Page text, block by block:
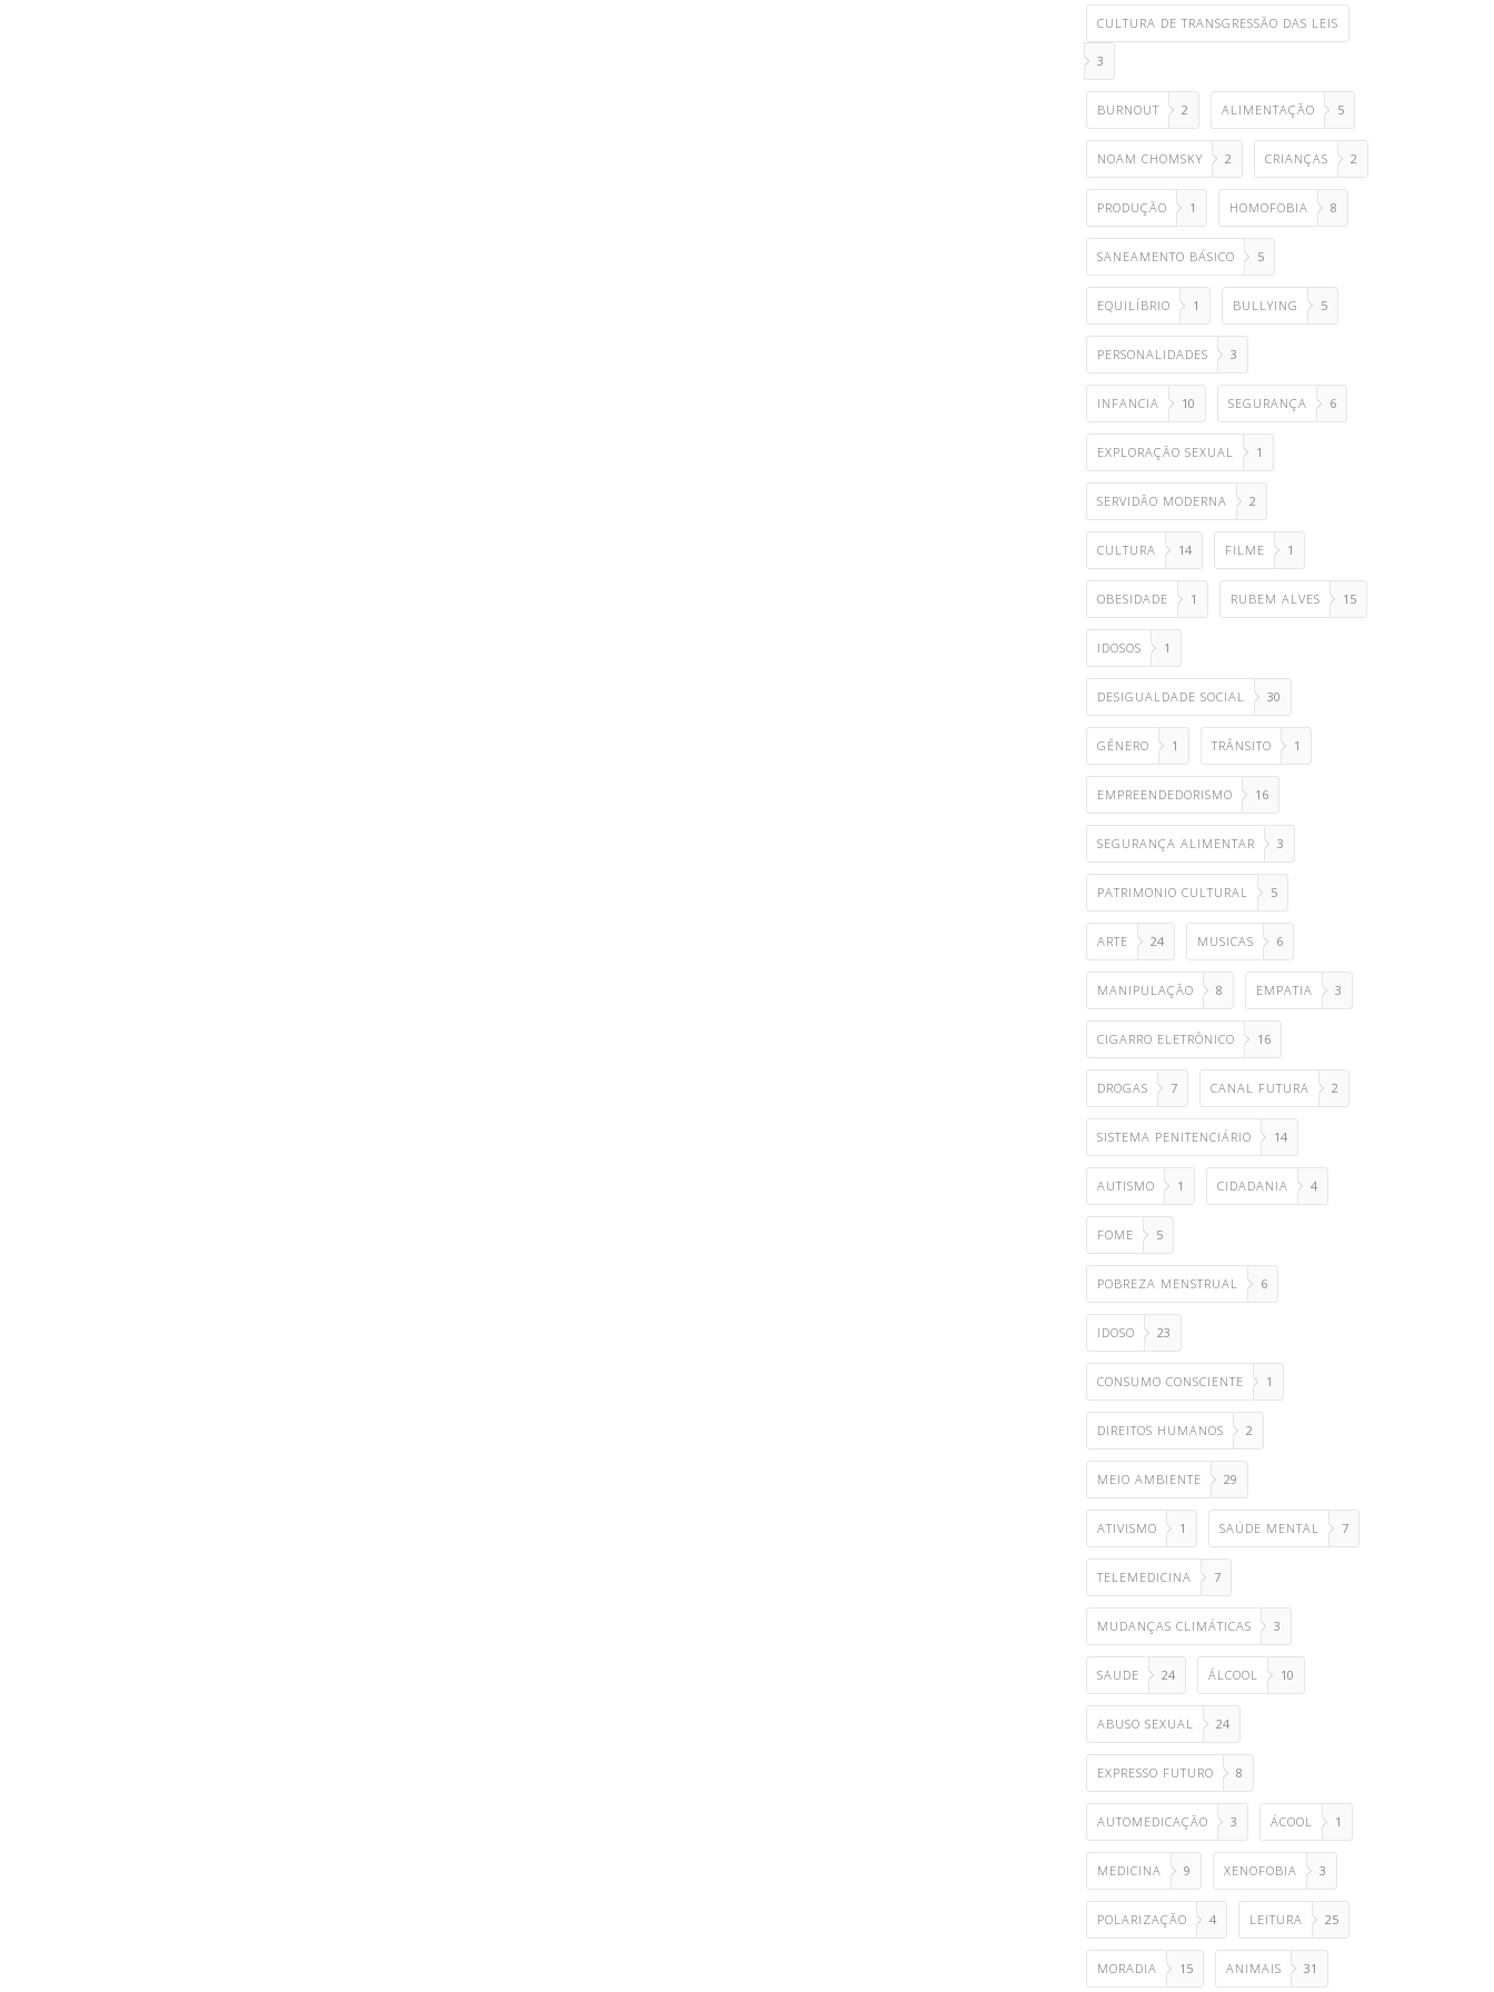
CULTURA DE TRANSGRESSÃO DAS LEIS
3
BURNOUT 2 ALIMENTAÇÃO 5
NOAM CHOMSKY 2 CRIANÇAS 2
PRODUÇÃO 1 HOMOFOBIA 8
SANEAMENTO BÁSICO 5
EQUILÍBRIO 1 BULLYING 5
PERSONALIDADES 3
INFANCIA 10 SEGURANÇA 6
EXPLORAÇÃO SEXUAL 1
SERVIDÃO MODERNA 2
CULTURA 14 FILME 1
OBESIDADE 1 RUBEM ALVES 15
IDOSOS 1
DESIGUALDADE SOCIAL 30
GÊNERO 1 TRÂNSITO 1
EMPREENDEDORISMO 16
SEGURANÇA ALIMENTAR 3
PATRIMONIO CULTURAL 5
ARTE 24 MUSICAS 6
MANIPULAÇÃO 8 EMPATIA 3
CIGARRO ELETRÔNICO 16
DROGAS 7 CANAL FUTURA 2
SISTEMA PENITENCIÁRIO 14
AUTISMO 1 CIDADANIA 4
FOME 5
POBREZA MENSTRUAL 6
IDOSO 23
CONSUMO CONSCIENTE 1
DIREITOS HUMANOS 2
MEIO AMBIENTE 29
ATIVISMO 1 SAÚDE MENTAL 7
TELEMEDICINA 7
MUDANÇAS CLIMÁTICAS 3
SAUDE 24 ÁLCOOL 10
ABUSO SEXUAL 24
EXPRESSO FUTURO 8
AUTOMEDICAÇÃO 3 ÁCOOL 1
MEDICINA 9 XENOFOBIA 3
POLARIZAÇÃO 4 LEITURA 25
MORADIA 15 ANIMAIS 31